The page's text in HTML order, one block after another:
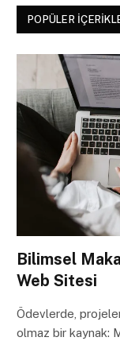
POPÜLER
Bilimsel
Web Sitesi
Ödevlerde,
olmaz bir kaynak: